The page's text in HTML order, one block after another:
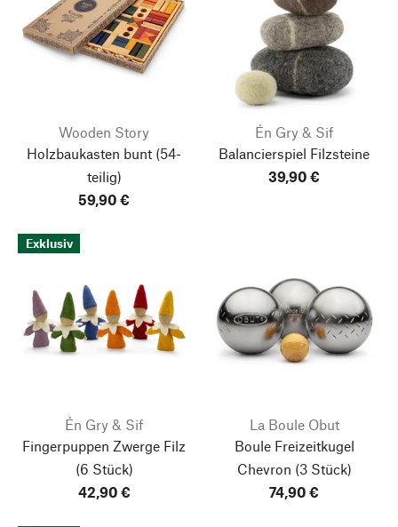
Wooden Story
Holzbaukasten bunt (54-
teilig)
59,90 €
Én Gry & Sif
Balancierspiel Filzsteine
39,90 €
Exklusiv
Én Gry & Sif
Fingerpuppen Zwerge Filz
(6 Stück)
42,90 €
La Boule Obut
Boule Freizeitkugel
Chevron (3 Stück)
74,90 €